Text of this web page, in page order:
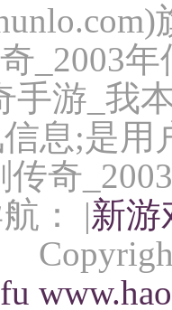
_2003
手游_我
息;是用
奇
： |新游